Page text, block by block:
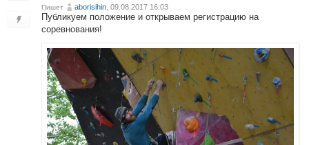
Пишет aborisihin , 09.08.2017 16:03
Публикуем положение и открываем регистрацию на
соревнования!